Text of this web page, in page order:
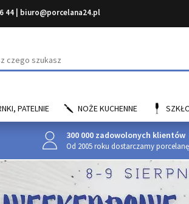
44 biuro@porcelana24.pl
PATELNIE NOŻE KUCHENNE
300 000 zadowolonych klientów
Od 2005 roku dostarczamy